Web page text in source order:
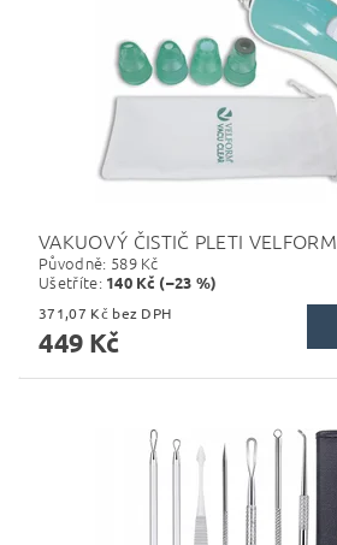
VAKUOVÝ ČISTIČ PLETI VELFORM
Původně: 589 Kč
Ušetříte: 140 Kč (–23 %)
371,07 Kč bez DPH
449 Kč